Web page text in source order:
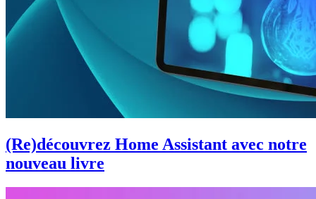
(Re)découvrez Home Assistant avec notre
nouveau livre